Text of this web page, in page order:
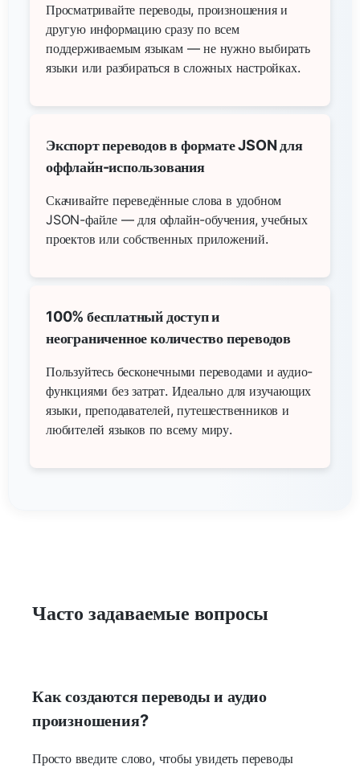
Просматривайте переводы, произношения и
другую информацию сразу по всем
поддерживаемым языкам — не нужно выбирать
языки или разбираться в сложных настройках.
Экспорт переводов в формате JSON для
оффлайн-использования
Скачивайте переведённые слова в удобном
JSON-файле — для офлайн-обучения, учебных
проектов или собственных приложений.
100% бесплатный доступ и
неограниченное количество переводов
Пользуйтесь бесконечными переводами и аудио-
функциями без затрат. Идеально для изучающих
языки, преподавателей, путешественников и
любителей языков по всему миру.
Часто задаваемые вопросы
Как создаются переводы и аудио
произношения?
Просто введите слово, чтобы увидеть переводы